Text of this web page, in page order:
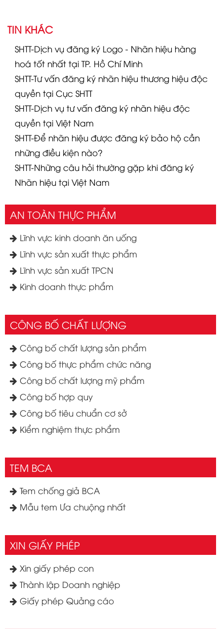
TIN KHÁC
SHTT-Dịch vụ đăng ký Logo - Nhãn hiệu hàng
hoá tốt nhất tại TP. Hồ Chí Minh
SHTT-Tư vấn đăng ký nhãn hiệu thương hiệu độc
quyền tại Cục SHTT
SHTT-Dịch vụ tư vấn đăng ký nhãn hiệu độc
quyền tại Việt Nam
SHTT-Để nhãn hiệu được đăng ký bảo hộ cần
những điều kiện nào?
SHTT-Những câu hỏi thường gặp khi đăng ký
Nhãn hiệu tại Việt Nam
AN TOÀN THỰC PHẨM
Lĩnh vực kinh doanh ăn uống
Lĩnh vực sản xuất thực phẩm
Lĩnh vực sản xuất TPCN
Kinh doanh thực phẩm
CÔNG BỐ CHẤT LƯỢNG
Công bố chất lượng sản phẩm
Công bố thực phẩm chức năng
Công bố chất lượng mỹ phẩm
Công bố hợp quy
Công bố tiêu chuẩn cơ sở
Kiểm nghiệm thực phẩm
TEM BCA
Tem chống giả BCA
Mẫu tem Ưa chuộng nhất
XIN GIẤY PHÉP
Xin giấy phép con
Thành lập Doanh nghiệp
Giấy phép Quảng cáo